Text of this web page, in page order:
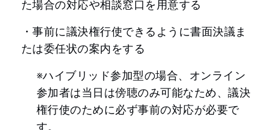
た場合の対応や相談窓口を用意する
・事前に議決権行使できるように書面決議ま
たは委任状の案内をする
※ハイブリッド参加型の場合、オンライン
参加者は当日は傍聴のみ可能なため、議決
権行使のために必ず事前の対応が必要で
す。